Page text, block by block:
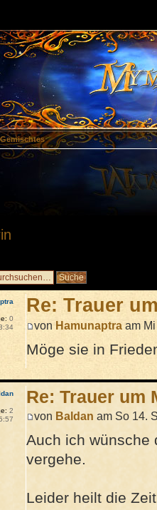
Gemischtes
Re: Trauer
von Hamunaptra am
Möge sie in
0
Re: Trauer um
von Baldan am So 14.
Auch ich wünsche
vergehe.
Leider heilt die
2